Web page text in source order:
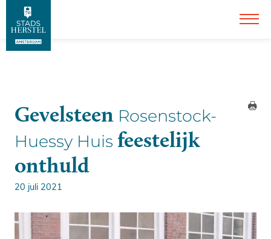
Gevelsteen Rosenstock-
Huessy Huis feestelijk
onthuld
20 juli 2021